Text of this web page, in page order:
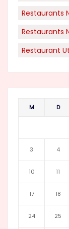
Restaurants
Restaurants
Restaurant
M D
3 4
10 11
17 18
24 25